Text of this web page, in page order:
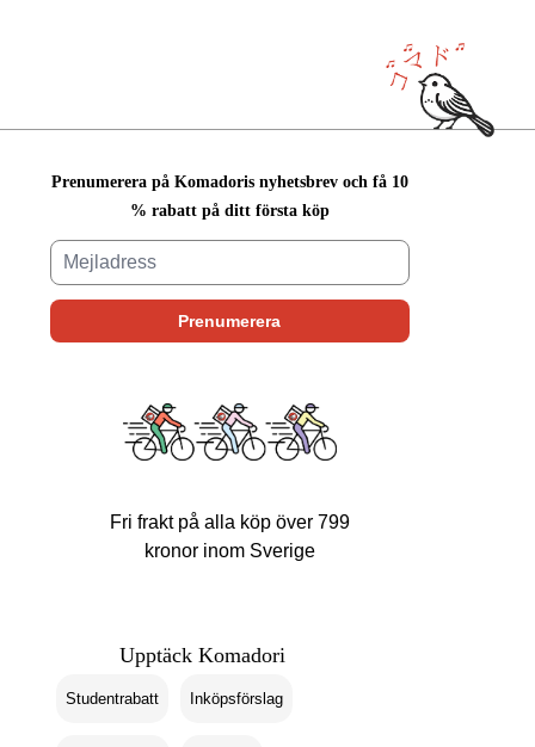
Prenumerera på Komadoris nyhetsbrev och få 10
% rabatt på ditt första köp
Fri frakt på alla köp över 799
kronor inom Sverige
Upptäck Komadori
Studentrabatt Inköpsförslag